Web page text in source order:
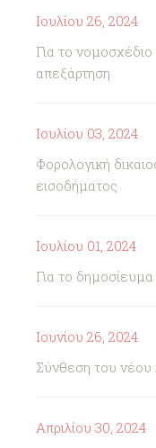
Ιουλίου 26, 2024
Για το νομοσχέδιο
απεξάρτηση
Ιουλίου 03, 2024
Φορολογική
εισοδήματος
Ιουλίου 01, 2024
Για το
Ιουνίου 26, 2024
Σύνθεση του
Απριλίου 30, 2024